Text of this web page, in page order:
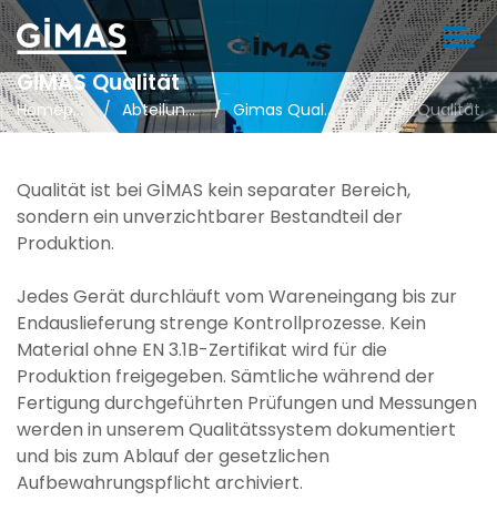
GİMAS Qualität
Homepage Abteilungen Gimas Qualität GİMAS Qualität
Qualität ist bei GİMAS kein separater Bereich,
sondern ein unverzichtbarer Bestandteil der
Produktion.
Jedes Gerät durchläuft vom Wareneingang bis zur
Endauslieferung strenge Kontrollprozesse. Kein
Material ohne EN 3.1B-Zertifikat wird für die
Produktion freigegeben. Sämtliche während der
Fertigung durchgeführten Prüfungen und Messungen
werden in unserem Qualitätssystem dokumentiert
und bis zum Ablauf der gesetzlichen
Aufbewahrungspflicht archiviert.